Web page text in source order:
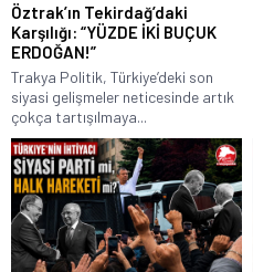
Öztrak’ın Tekirdağ’daki
Karşılığı: “YÜZDE İKİ BUÇUK
ERDOĞAN!”
Trakya Politik, Türkiye’deki son
siyasi gelişmeler neticesinde artık
çokça tartışılmaya...